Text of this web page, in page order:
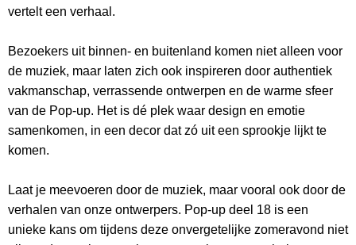
vertelt een verhaal.
Bezoekers uit binnen- en buitenland komen niet alleen voor
de muziek, maar laten zich ook inspireren door authentiek
vakmanschap, verrassende ontwerpen en de warme sfeer
van de Pop-up. Het is dé plek waar design en emotie
samenkomen, in een decor dat zó uit een sprookje lijkt te
komen.
Laat je meevoeren door de muziek, maar vooral ook door de
verhalen van onze ontwerpers. Pop-up deel 18 is een
unieke kans om tijdens deze onvergetelijke zomeravond niet